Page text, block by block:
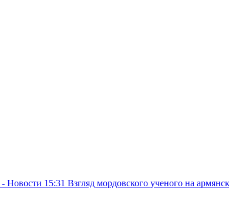
15:31Взгляд мордовского ученого на армянское